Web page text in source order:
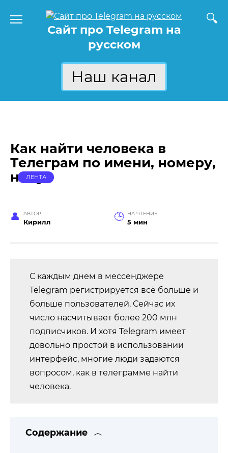
содержаниюСайт про Telegram на
русском
Наш канал
Как найти человека в
Телеграм по имени, номеру,
нику
ЛЕНТА
АВТОР
Кирилл
НА ЧТЕНИЕ
5 мин
С каждым днем в мессенджере
Telegram регистрируется всё больше и
больше пользователей. Сейчас их
число насчитывает более 200 млн
подписчиков. И хотя Telegram имеет
довольно простой в использовании
интерфейс, многие люди задаются
вопросом, как в телеграмме найти
человека.
Содержание